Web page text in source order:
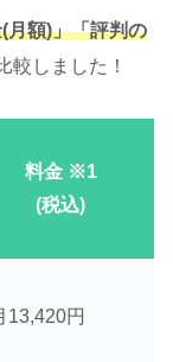
月額)」「評判の
較しました！
料金 ※1
(税込)
円